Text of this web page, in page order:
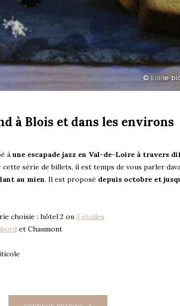
à Blois et dans les environs
à une escapade jazz en Val-de-Loire à travers
série de billets, il est temps de vous parler
au mien. Il est proposé depuis octobre et
choisie : hôtel 2 ou 3 étoiles
et Chaumont